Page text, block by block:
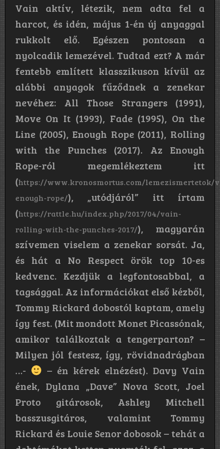
Vain aktív, létezik, nem adta fel a
harcot, és idén, május 1-én új anyaggal
rukkolt elő. Egészen pontosan a
nyolcadik lemezével. Tudtad ezt? A már
fentebb említett klasszikuson kívül az
alábbi anyagok fűződnek a zenekar
nevéhez: All Those Strangers (1991),
Move On It (1993), Fade (1995), On the
Line (2005), Enough Rope (2011), Rolling
with the Punches (2017). Az Enough
Rope-ról megemlékeztem itt
(https://www.kronosmortus.com/lemezismertetok/
enough-rope/), „utódjáról” itt írtam
(https://rattle.hu/index.php/2017/04/vain-
rolling-with-the-punches-2017/), magyarán
szívemen viselem a zenekar sorsát. Ja,
és hát a No Respect örök top 10-es
kedvenc. Kezdjük a legfontosabbal, a
tagsággal. Az információkat első kézből,
Tommy Rickard dobostól kaptam, amely
így fest. (Mit mondott Monet Picassónak,
amikor találkoztak a tengerparton? –
Milyen jól festesz, így, rövidnadrágban
…-
– én kérek elnézést). Davy Vain
ének, Dylana „Dave” Nova Scott, Joel
Proto gitárosok, Ashley Mitchell
basszusgitáros, valamint Tommy
Rickard és Louie Senor dobosok – tehát a